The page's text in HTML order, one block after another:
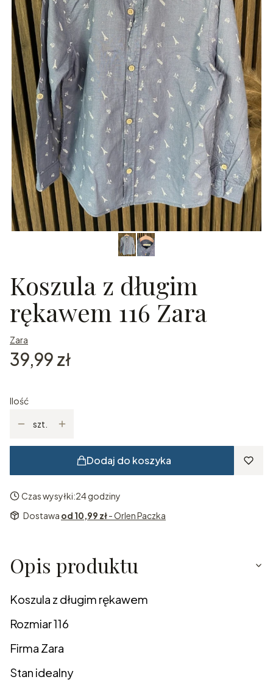
Koszula z długim
rękawem 116 Zara
Zara
Cena
39,99 zł
Ilość
szt.
Dodaj do koszyka
Czas wysyłki:24 godziny
Dostawa od 10,99 zł- Orlen Paczka
Opis produktu
Koszula z długim rękawem
Rozmiar 116
Firma Zara
Stan idealny